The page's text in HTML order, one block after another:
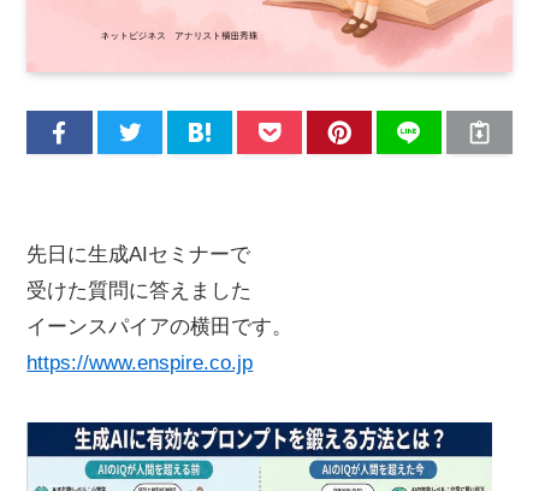
先日に生成AIセミナーで
受けた質問に答えました
イーンスパイアの横田です。
https://www.enspire.co.jp